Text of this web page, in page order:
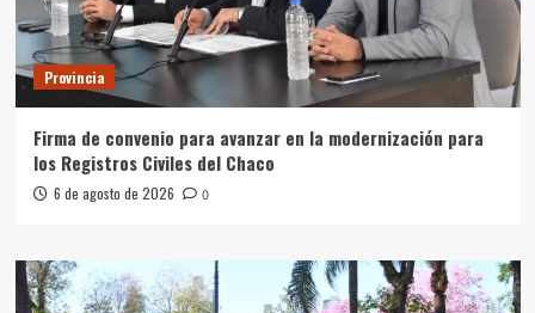
Provincia
Firma de convenio para avanzar en la modernización para
los Registros Civiles del Chaco
6 de agosto de 2026 0